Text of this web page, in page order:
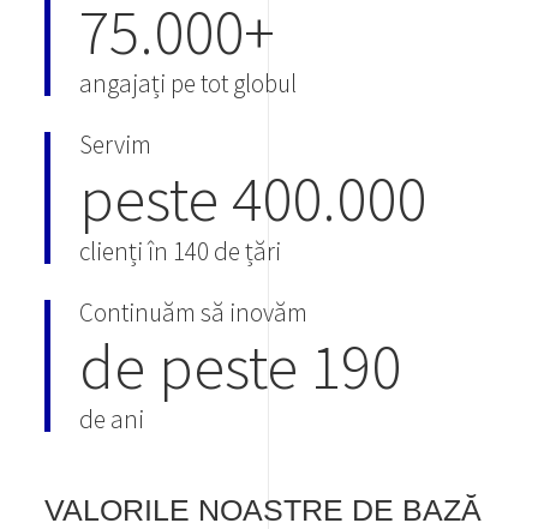
75.000+
angajați pe tot globul
Servim
peste 400.000
clienți în 140 de țări
Continuăm să inovăm
de peste 190
de ani
VALORILE NOASTRE DE BAZĂ